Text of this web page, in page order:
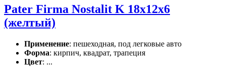
Pater Firma Nostalit K 18x12x6
(желтый)
Применение: пешеходная, под легковые авто
Форма: кирпич, квадрат, трапеция
Цвет: ...